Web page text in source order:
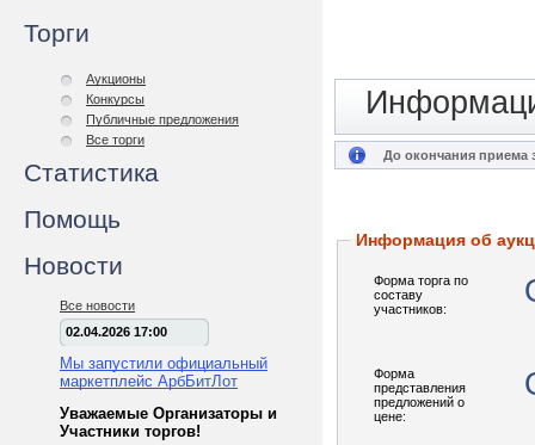
Торги
Аукционы
Конкурсы
Публичные предложения
Все торги
Статистика
Помощь
Новости
Все новости
02.04.2026 17:00
Мы запустили официальный
маркетплейс АрбБитЛот
Уважаемые Организаторы и
Участники торгов!
До окончания приема
Информация об
Форма торга по
составу
участников:
Форма
представления
предложений о
цене: